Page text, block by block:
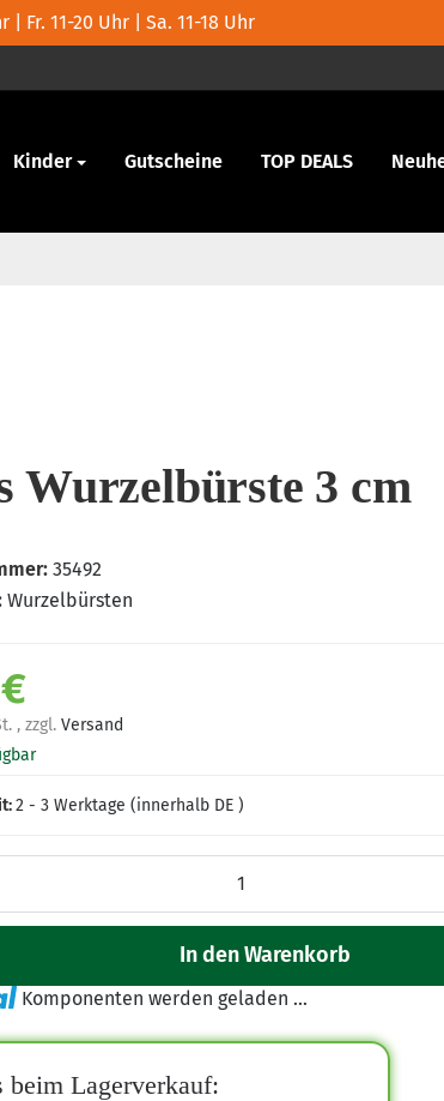
Fr. 11-20 Uhr | Sa. 11-18 Uhr
Kinder Gutscheine TOP DEALS
Wurzelbürste 3 cm
35492
Wurzelbürsten
, zzgl. Versand
2 - 3 Werktage(innerhalb DE )
In den Warenkorb
Komponenten werden geladen ...
beim Lagerverkauf: